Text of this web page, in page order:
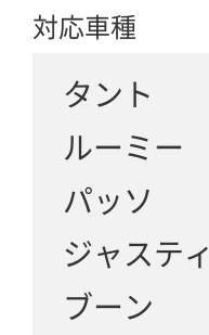
対応車種
タント
ルーミー
パッソ
ジャスティ
ブーン